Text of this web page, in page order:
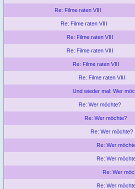
Re: Filme raten VIII
Re: Filme raten VIII
Re: Filme raten VIII
Re: Filme raten VIII
Re: Filme raten VIII
Re: Filme raten VIII
Und wieder mal: Wer
Re: Wer möchte?
Re: Wer möchte?
Re: Wer möchte?
Re: Wer
Re: Wer
Re: Wer
Re: Wer